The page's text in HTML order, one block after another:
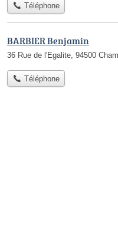
Téléphone
BARBIER Benjamin
36 Rue de l'Egalite, 94500
Téléphone